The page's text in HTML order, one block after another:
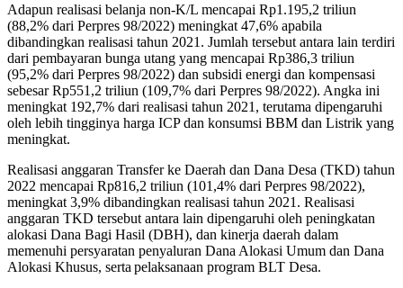
Adapun realisasi belanja non-K/L mencapai Rp1.195,2 triliun
(88,2% dari Perpres 98/2022) meningkat 47,6% apabila
dibandingkan realisasi tahun 2021. Jumlah tersebut antara lain terdiri
dari pembayaran bunga utang yang mencapai Rp386,3 triliun
(95,2% dari Perpres 98/2022) dan subsidi energi dan kompensasi
sebesar Rp551,2 triliun (109,7% dari Perpres 98/2022). Angka ini
meningkat 192,7% dari realisasi tahun 2021, terutama dipengaruhi
oleh lebih tingginya harga ICP dan konsumsi BBM dan Listrik yang
meningkat.
Realisasi anggaran Transfer ke Daerah dan Dana Desa (TKD) tahun
2022 mencapai Rp816,2 triliun (101,4% dari Perpres 98/2022),
meningkat 3,9% dibandingkan realisasi tahun 2021. Realisasi
anggaran TKD tersebut antara lain dipengaruhi oleh peningkatan
alokasi Dana Bagi Hasil (DBH), dan kinerja daerah dalam
memenuhi persyaratan penyaluran Dana Alokasi Umum dan Dana
Alokasi Khusus, serta pelaksanaan program BLT Desa.